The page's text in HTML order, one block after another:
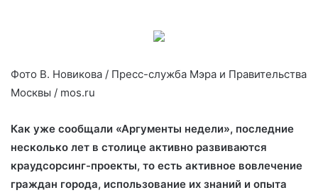
Фото В. Новикова / Пресс-служба Мэра и Правительства
Москвы / mos.ru
Как уже сообщали «Аргументы недели», последние
несколько лет в столице активно развиваются
краудсорсинг-проекты, то есть активное вовлечение
граждан города, использование их знаний и опыта